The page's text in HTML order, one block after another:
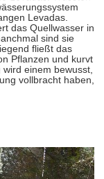
Levadas.
das Quellwasser in
sind sie
fließt das
Pflanzen und kurvt
einem bewusst,
vollbracht haben,